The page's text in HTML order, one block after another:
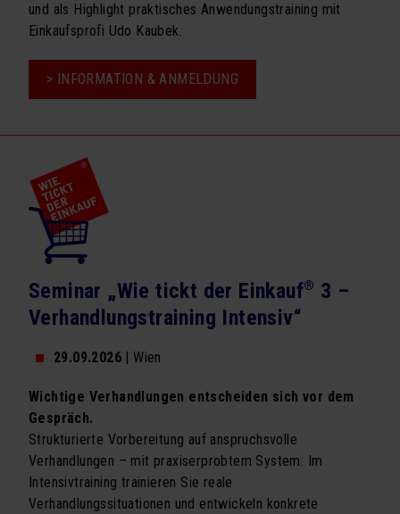
und als Highlight praktisches Anwendungstraining mit
Einkaufsprofi Udo Kaubek.
> INFORMATION & ANMELDUNG
Seminar „Wie tickt der Einkauf® 3 –
Verhandlungstraining Intensiv“
29.09.2026 | Wien
Wichtige Verhandlungen entscheiden sich vor dem
Gespräch.
Strukturierte Vorbereitung auf anspruchsvolle
Verhandlungen – mit praxiserprobtem System: Im
Intensivtraining trainieren Sie reale
Verhandlungssituationen und entwickeln konkrete